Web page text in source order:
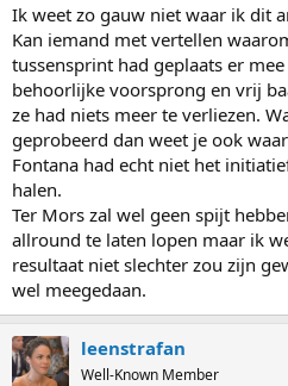
Ik weet zo gauw niet waar ik dit
Kan iemand met vertellen
tussensprint had geplaats er
behoorlijke voorsprong en vrij
ze had niets meer te verliezen.
geprobeerd dan weet je ook
Fontana had echt niet het
halen.
Ter Mors zal wel geen spijt
allround te laten lopen maar ik
resultaat niet slechter zou zijn
wel meegedaan.
leenstrafan
Well-Known Member